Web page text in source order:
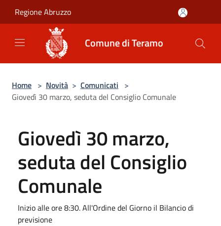
Regione Abruzzo
Comune di Teramo
Home > Novità > Comunicati >
Giovedì 30 marzo, seduta del Consiglio Comunale
Giovedì 30 marzo,
seduta del Consiglio
Comunale
Inizio alle ore 8:30. All'Ordine del Giorno il Bilancio di
previsione